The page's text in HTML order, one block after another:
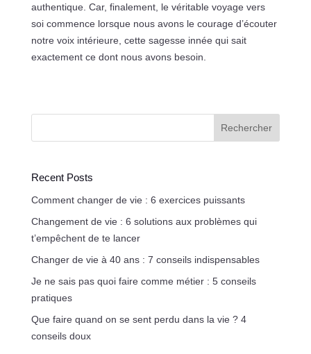
authentique. Car, finalement, le véritable voyage vers
soi commence lorsque nous avons le courage d’écouter
notre voix intérieure, cette sagesse innée qui sait
exactement ce dont nous avons besoin.
Rechercher
Recent Posts
Comment changer de vie : 6 exercices puissants
Changement de vie : 6 solutions aux problèmes qui
t’empêchent de te lancer
Changer de vie à 40 ans : 7 conseils indispensables
Je ne sais pas quoi faire comme métier : 5 conseils
pratiques
Que faire quand on se sent perdu dans la vie ? 4
conseils doux